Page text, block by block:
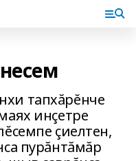
тапхăрĕнче
инçетре
çиелтен,
пурăнтăмăр